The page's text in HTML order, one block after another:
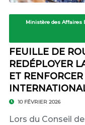
Ministère des Affaires
FEUILLE DE
REDÉPLOYER
ET
10 FÉVRIER 2026
Lors du Conseil